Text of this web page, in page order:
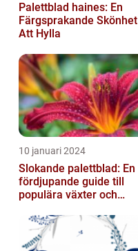
Palettblad haines: En
Färgsprakande Skönhet
Att Hylla
10 januari 2024
Slokande palettblad: En
fördjupande guide till
populära växter och